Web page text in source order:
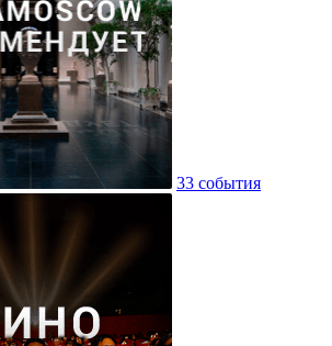
33 события